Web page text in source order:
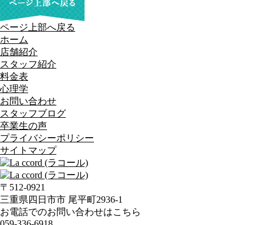
ページ上部へ戻る
ホーム
店舗紹介
スタッフ紹介
料金表
心理学
お問い合わせ
スタッフブログ
卒業生の声
プライバシーポリシー
サイトマップ
〒512-0921
三重県四日市市 尾平町2936-1
お電話でのお問い合わせはこちら